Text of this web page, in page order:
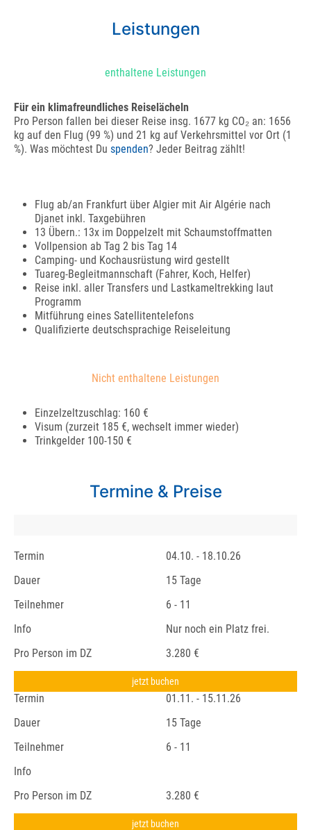
Leistungen
enthaltene Leistungen
Für ein klimafreundliches Reiselächeln
Pro Person fallen bei dieser Reise insg. 1677 kg CO₂ an: 1656
kg auf den Flug (99 %) und 21 kg auf Verkehrsmittel vor Ort (1
%). Was möchtest Du spenden? Jeder Beitrag zählt!
Flug ab/an Frankfurt über Algier mit Air Algérie nach
Djanet inkl. Taxgebühren
13 Übern.: 13x im Doppelzelt mit Schaumstoffmatten
Vollpension ab Tag 2 bis Tag 14
Camping- und Kochausrüstung wird gestellt
Tuareg-Begleitmannschaft (Fahrer, Koch, Helfer)
Reise inkl. aller Transfers und Lastkameltrekking laut
Programm
Mitführung eines Satellitentelefons
Qualifizierte deutschsprachige Reiseleitung
Nicht enthaltene Leistungen
Einzelzeltzuschlag: 160 €
Visum (zurzeit 185 €, wechselt immer wieder)
Trinkgelder 100-150 €
Termine & Preise
Termin
04.10. - 18.10.26
Dauer
15 Tage
Teilnehmer
6 - 11
Info
Nur noch ein Platz frei.
Pro Person im DZ
3.280 €
jetzt buchen
Termin
01.11. - 15.11.26
Dauer
15 Tage
Teilnehmer
6 - 11
Info
Pro Person im DZ
3.280 €
jetzt buchen